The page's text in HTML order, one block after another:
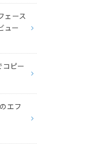
ェース
ュー
コピー
エフ